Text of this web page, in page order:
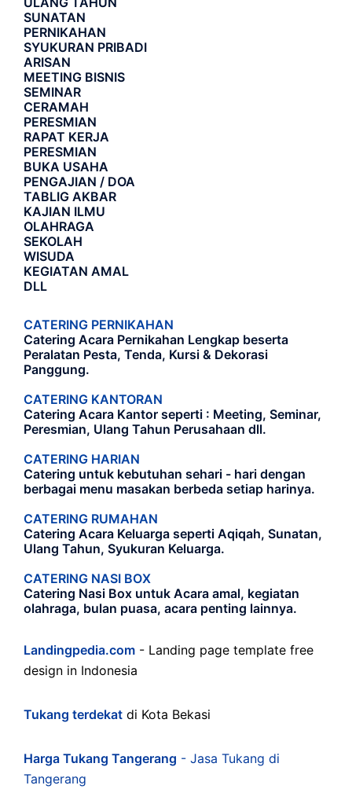
SUNATAN
PERNIKAHAN
SYUKURAN PRIBADI
ARISAN
MEETING BISNIS
SEMINAR
CERAMAH
PERESMIAN
RAPAT KERJA
PERESMIAN
BUKA USAHA
PENGAJIAN / DOA
TABLIG AKBAR
KAJIAN ILMU
OLAHRAGA
SEKOLAH
WISUDA
KEGIATAN AMAL
DLL
CATERING PERNIKAHAN
Catering Acara Pernikahan Lengkap beserta
Peralatan Pesta, Tenda, Kursi & Dekorasi
Panggung.
CATERING KANTORAN
Catering Acara Kantor seperti : Meeting, Seminar,
Peresmian, Ulang Tahun Perusahaan dll.
CATERING HARIAN
Catering untuk kebutuhan sehari - hari dengan
berbagai menu masakan berbeda setiap harinya.
CATERING RUMAHAN
Catering Acara Keluarga seperti Aqiqah, Sunatan,
Ulang Tahun, Syukuran Keluarga.
CATERING NASI BOX
Catering Nasi Box untuk Acara amal, kegiatan
olahraga, bulan puasa, acara penting lainnya.
Landingpedia.com - Landing page template free
design in Indonesia
Tukang terdekat di Kota Bekasi
Harga Tukang Tangerang - Jasa Tukang di
Tangerang